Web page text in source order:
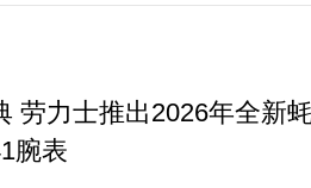
劳力士推出2026年全新
腕表